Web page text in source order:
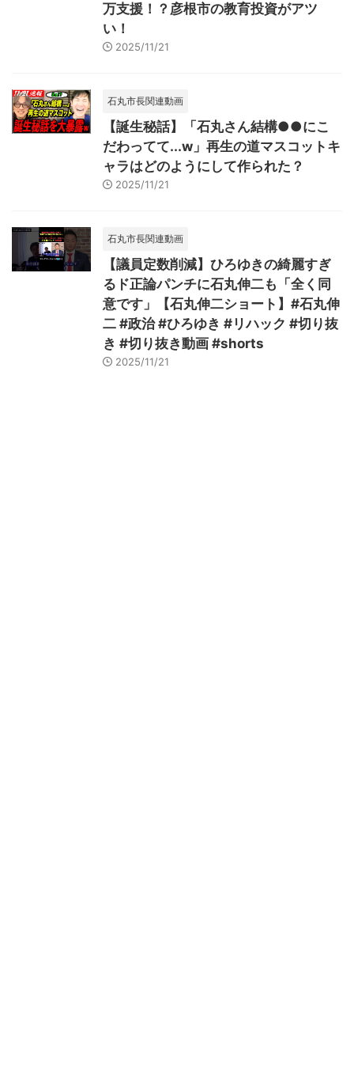
万支援！？彦根市の教育投資がアツ
い！
2025/11/21
石丸市長関連動画
【誕生秘話】「石丸さん結構●●にこ
だわってて...w」再生の道マスコットキ
ャラはどのようにして作られた？
2025/11/21
石丸市長関連動画
【議員定数削減】ひろゆきの綺麗すぎ
るド正論パンチに石丸伸二も「全く同
意です」【石丸伸二ショート】#石丸伸
二 #政治 #ひろゆき #リハック #切り抜
き #切り抜き動画 #shorts
2025/11/21